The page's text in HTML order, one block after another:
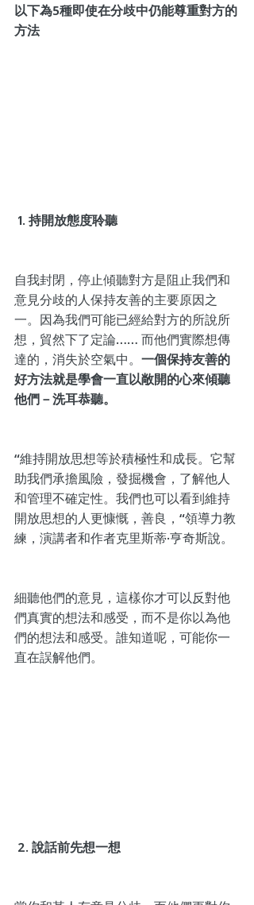
以下為5種即使在分歧中仍能尊重對方的
方法
1. 持開放態度聆聽
自我封閉，停止傾聽對方是阻止我們和
意見分歧的人保持友善的主要原因之
一。因為我們可能已經給對方的所說所
想，貿然下了定論…… 而他們實際想傳
達的，消失於空氣中。 一個保持友善的
好方法就是學會一直以敞開的心來傾聽
他們－洗耳恭聽。
“維持開放思想等於積極性和成長。它幫
助我們承擔風險，發掘機會，了解他人
和管理不確定性。我們也可以看到維持
開放思想的人更慷慨，善良，“領導力教
練，演講者和作者克里斯蒂·亨奇斯說。
細聽他們的意見，這樣你才可以反對他
們真實的想法和感受，而不是你以為他
們的想法和感受。誰知道呢，可能你一
直在誤解他們。
2. 說話前先想一想